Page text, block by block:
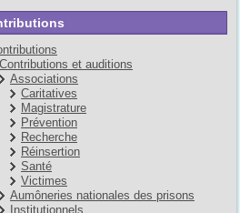
Contributions et auditions
Associations
Caritatives
Magistrature
Prévention
Recherche
Réinsertion
Santé
Victimes
Aumôneries nationales des prisons
Institutionnels